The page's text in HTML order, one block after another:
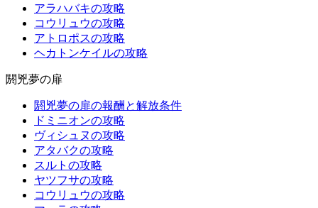
アラハバキの攻略
コウリュウの攻略
アトロポスの攻略
ヘカトンケイルの攻略
閼兇夢の扉
閼兇夢の扉の報酬と解放条件
ドミニオンの攻略
ヴィシュヌの攻略
アタバクの攻略
スルトの攻略
ヤツフサの攻略
コウリュウの攻略